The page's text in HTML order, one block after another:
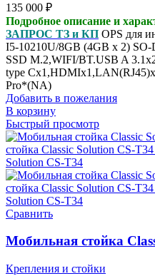
135 000 ₽
Подробное описание и
ЗАПРОС ТЗ и КП OPS для
I5-10210U/8GB (4GB x 2)
SSD M.2,WIFI/BT.USB A
type
Pro*(NA)
Добавить в пожелания
В корзину
Быстрый просмотр
Сравнить
Мобильная стойка
Крепления и стойки